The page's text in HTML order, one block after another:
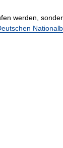
werden,